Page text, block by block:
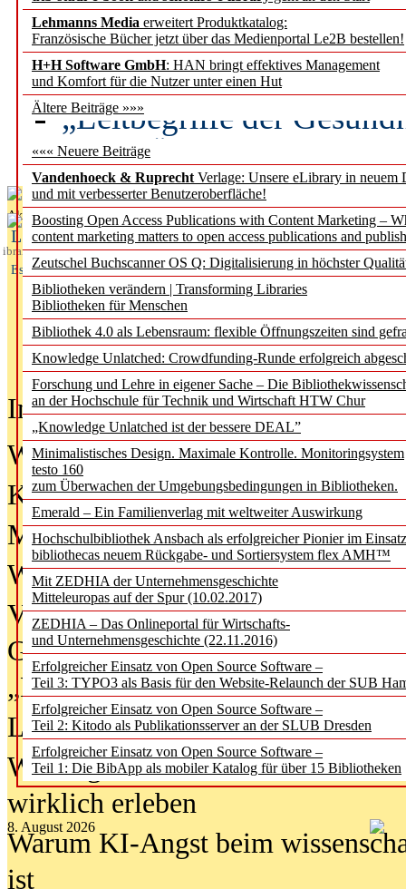
Lehmanns Media erweitert Produktkatalog:
Französische Bücher jetzt über das Medienportal Le2B bestellen!
H+H Software GmbH: HAN bringt effektives Management
und Komfort für die Nutzer unter einen Hut
Ältere Beiträge »»»
««« Neuere Beiträge
Vandenhoeck & Ruprecht Verlage: Unsere eLibrary in neuem
und mit verbesserter Benutzeroberfläche!
Boosting Open Access Publications with Content Marketing –
content marketing matters to open access publications and
Zeutschel Buchscanner OS Q: Digitalisierung in höchster
Bibliotheken verändern | Transforming Libraries
Bibliotheken für Menschen
Bibliothek 4.0 als Lebensraum: flexible Öffnungszeiten sind
Knowledge Unlatched: Crowdfunding-Runde erfolgreich
Forschung und Lehre in eigener Sache – Die
an der Hochschule für Technik und Wirtschaft HTW Chur
„Knowledge Unlatched ist der bessere DEAL”
Minimalistisches Design. Maximale Kontrolle. Monitoringsystem
testo 160
zum Überwachen der Umgebungsbedingungen in Bibliotheken.
Emerald – Ein Familienverlag mit weltweiter Auswirkung
Hochschulbibliothek Ansbach als erfolgreicher Pionier im
bibliothecas neuem Rückgabe- und Sortiersystem flex AMH™
Mit ZEDHIA der Unternehmensgeschichte
Mitteleuropas auf der Spur (10.02.2017)
ZEDHIA – Das Onlineportal für Wirtschafts-
und Unternehmensgeschichte (22.11.2016)
Erfolgreicher Einsatz von Open Source Software –
Teil 3: TYPO3 als Basis für den Website-Relaunch der SUB
Erfolgreicher Einsatz von Open Source Software –
Teil 2: Kitodo als Publikationsserver an der SLUB Dresden
Erfolgreicher Einsatz von Open Source Software –
Teil 1: Die BibApp als mobiler Katalog für über 15 Bibliotheken
8. August 2026
Künstliche Intelligenz
besser zu verstehen
„Leitbegriffe der
des BIÖG erscheinen
Aktuelles aus
L
ibrary
Essentials
In der Ausgabe06/2026(August
Was Hochschul­bibliotheken von
Kinder in der digitalen Welt
Metadaten als Infrastruktur
Wenn Bots katalogisieren
Von Abschlusskleidern bis
Geisterjagd-Ausrüstung in der
„Library of Things“ unterwegs
Lesen als Infrastrukturaufgabe
Wie Jugendliche Social Media
wirklich erleben
Warum KI-Angst beim
ist